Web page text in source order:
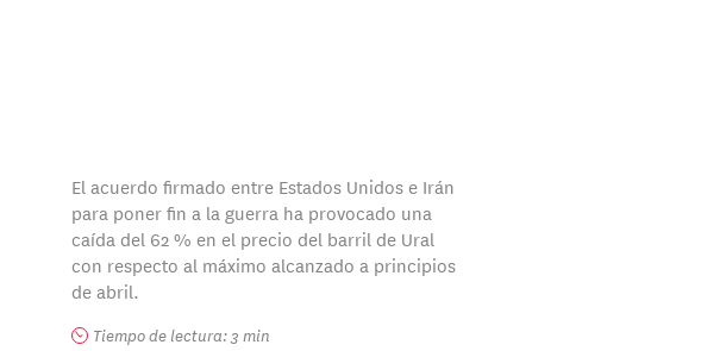
El acuerdo firmado entre Estados Unidos e Irán
para poner fin a la guerra ha provocado una
caída del 62 % en el precio del barril de Ural
con respecto al máximo alcanzado a principios
de abril.
Tiempo de lectura: 3 min